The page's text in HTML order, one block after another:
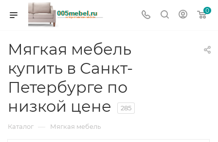
0
Мягкая мебель
купить в Санкт-
Петербурге по
низкой цене
285
Каталог — Мягкая мебель